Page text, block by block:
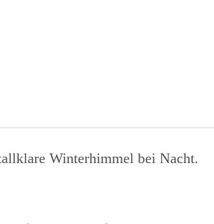
Winterhimmel bei Nacht.